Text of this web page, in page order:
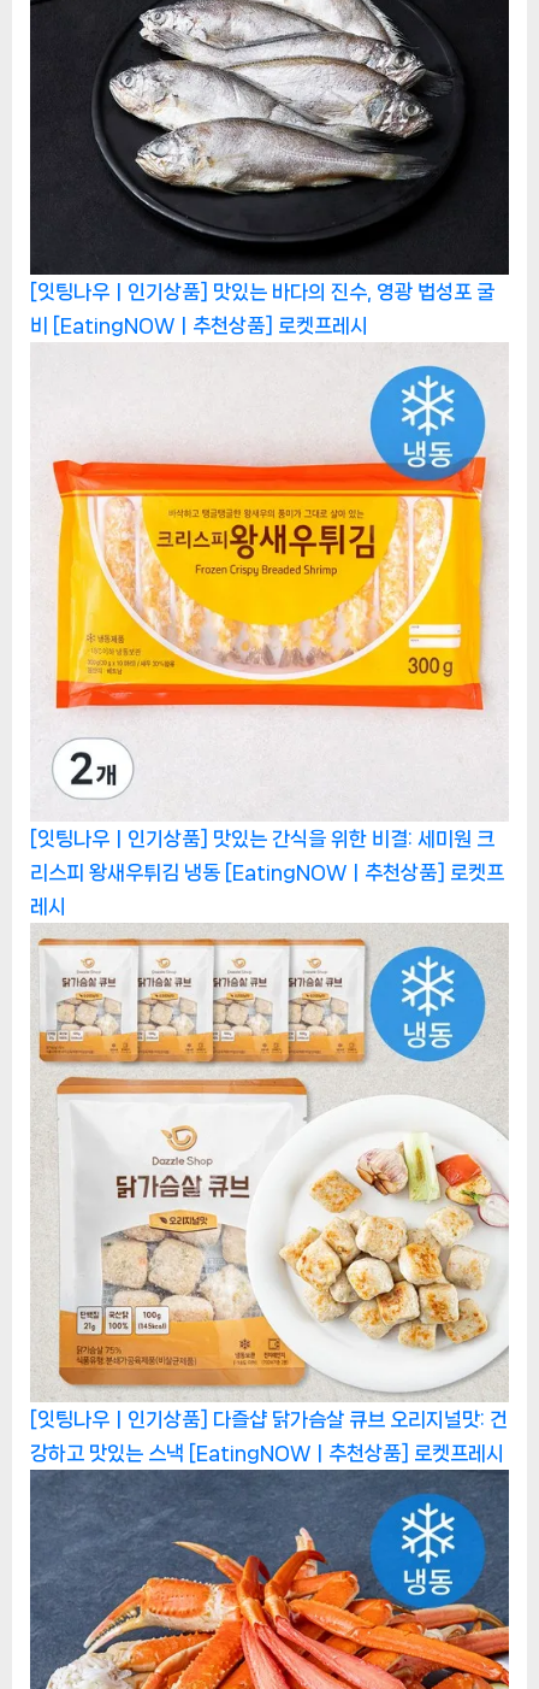
[잇팅나우ㅣ인기상품] 맛있는 바다의 진수, 영광 법성포 굴
비 [EatingNOWㅣ추천상품] 로켓프레시
[잇팅나우ㅣ인기상품] 맛있는 간식을 위한 비결: 세미원 크
리스피 왕새우튀김 냉동 [EatingNOWㅣ추천상품] 로켓프
레시
[잇팅나우ㅣ인기상품] 다즐샵 닭가슴살 큐브 오리지널맛: 건
강하고 맛있는 스낵 [EatingNOWㅣ추천상품] 로켓프레시